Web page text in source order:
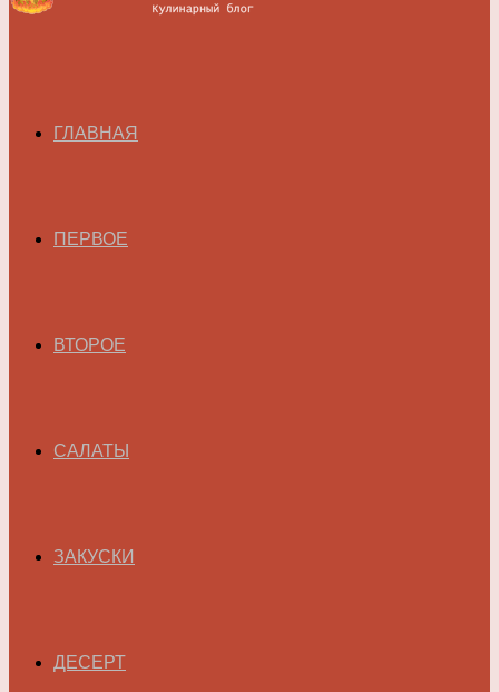
ГЛАВНАЯ
ПЕРВОЕ
ВТОРОЕ
САЛАТЫ
ЗАКУСКИ
ДЕСЕРТ